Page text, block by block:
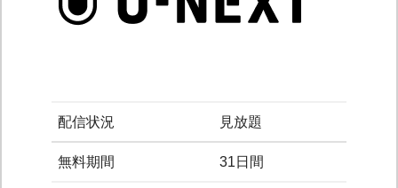
配信状況 見放題
無料期間 31日間